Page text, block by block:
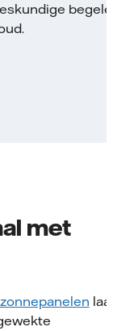
met
zonnepanelen